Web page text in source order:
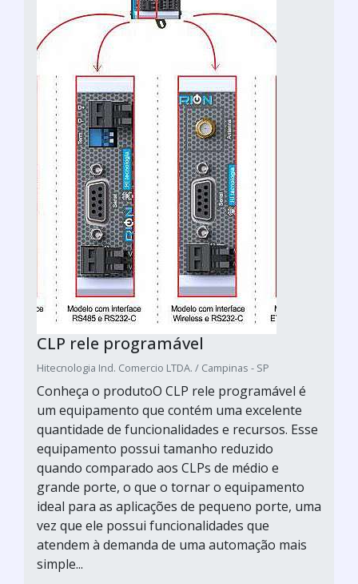
CLP rele programável
Hitecnologia Ind. Comercio LTDA. / Campinas - SP
Conheça o produtoO CLP rele programável é
um equipamento que contém uma excelente
quantidade de funcionalidades e recursos. Esse
equipamento possui tamanho reduzido
quando comparado aos CLPs de médio e
grande porte, o que o tornar o equipamento
ideal para as aplicações de pequeno porte, uma
vez que ele possui funcionalidades que
atendem à demanda de uma automação mais
simple...